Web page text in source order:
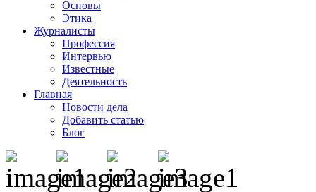
Основы
Этика
Журналисты
Профессия
Интервью
Известные
Деятельность
Главная
Новости дела
Добавить статью
Блог